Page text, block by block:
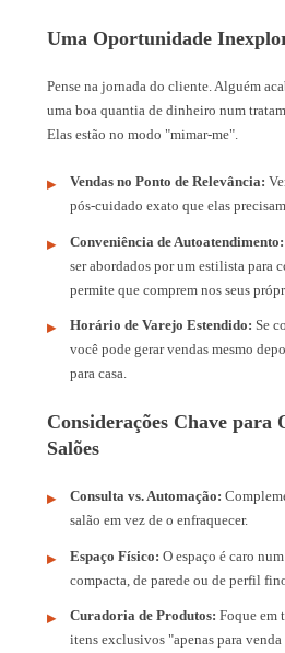
Uma Oportunidade
Pense na jornada do cliente. Alguém
uma boa quantia de dinheiro num
Elas estão no modo "mimar-me".
Vendas no Ponto de Relevância:
pós-cuidado exato que elas
Conveniência de Autoatendimento:
ser abordados por um estilista para
permite que comprem nos seus
Horário de Varejo Estendido: Se
você pode gerar vendas mesmo
para casa.
Considerações Chave para
Salões
Consulta vs. Automação:
salão em vez de o enfraquecer.
Espaço Físico: O espaço é caro
compacta, de parede ou de perfil
Curadoria de Produtos: Foque em
itens exclusivos "apenas para